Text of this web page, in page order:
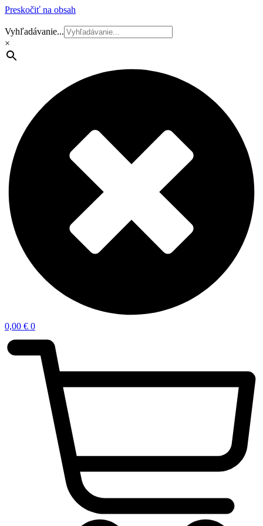
Preskočiť na obsah
Vyhľadávanie...
×
0,00 € 0